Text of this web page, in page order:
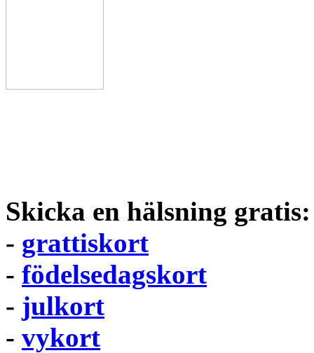
Skicka en hälsning gratis:
- grattiskort
- födelsedagskort
- julkort
- vykort